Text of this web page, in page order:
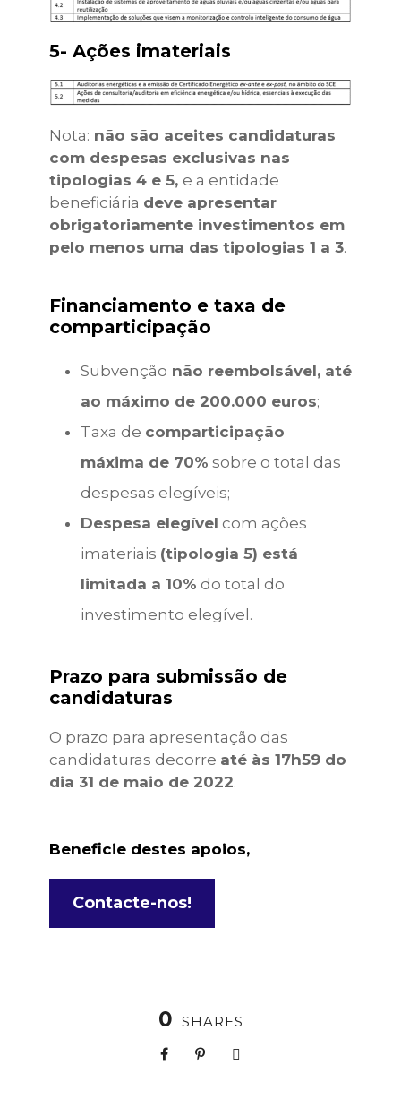
5- Ações imateriais
Nota: não são aceites candidaturas
com despesas exclusivas nas
tipologias 4 e 5, e a entidade
beneficiária deve apresentar
obrigatoriamente investimentos em
pelo menos uma das tipologias 1 a 3.
Financiamento e taxa de
comparticipação
Subvenção não reembolsável, até
ao máximo de 200.000 euros;
Taxa de comparticipação
máxima de 70% sobre o total das
despesas elegíveis;
Despesa elegível com ações
imateriais (tipologia 5) está
limitada a 10% do total do
investimento elegível.
Prazo para submissão de
candidaturas
O prazo para apresentação das
candidaturas decorre até às 17h59 do
dia 31 de maio de 2022.
Beneficie destes apoios,
Contacte-nos!
0 SHARES